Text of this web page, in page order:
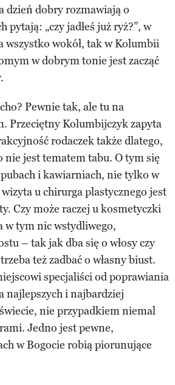
dzień dobry rozmawiają o
pytają: „czy jadłeś już ryż?”, w
wszystko wokół, tak w Kolumbii
w dobrym tonie jest zacząć
Pewnie tak, ale tu na
Przeciętny Kolumbijczyk zapyta
rodaczek także dlatego,
nie jest tematem tabu. O tym się
i kawiarniach, nie tylko w
u chirurga plastycznego jest
Czy może raczej u kosmetyczki
w tym nic wstydliwego,
– tak jak dba się o włosy czy
też zadbać o własny biust.
specjaliści od poprawiania
najlepszych i najbardziej
nie przypadkiem niemal
Jedno jest pewne,
w Bogocie robią piorunujące